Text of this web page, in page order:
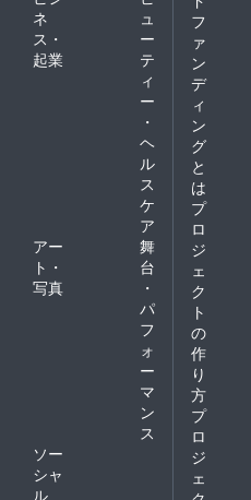
ネ
ス・
起業
ュ
ー
テ
ィ
ー
・
ヘ
ル
ス
ケ
ア
アー
ト・
写真
舞
台
・
パ
フ
ォ
ー
マ
ン
ス
ソー
シャ
ル
フ
ァ
ン
デ
ィ
ン
グ
と
は
プ
ロ
ジ
ェ
ク
ト
の
作
り
方
プ
ロ
ジ
ェ